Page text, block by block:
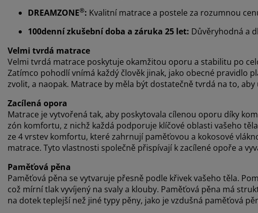
DREAMZONE®: Kvalitní matrace a postele za rozumnou
100denní zkušební doba a záruka 25 let: Důvěryhodná a
Velmi tvrdá matrace
Velmi tvrdá matrace poskytuje okamžitou oporu a stabilitu po
Zatímco pohodlí vnímá každý člověk jinak, jako obecné pravidlo
zvolit, a naopak. Matrace by měla být dostatečně tvrdá na to,
Zacílená opora
Matrace je vytvořená tak, aby poskytovala cílenou oporu díky
zón komfortu, z nichž každá podporuje klíčové oblasti vašeho
ze 4 vrstev komfortu, které zahrnují paměťovou a kokosové
matrace. Tyto vlastnosti společně přispívají k zacílené opoře a
Paměťová pěna
Paměťová pěna se vytvaruje přesně podle křivek vašeho těla.
což mírní tlak vyvíjený na svaly a klouby. Paměťová pěna má
na dotek teplejší než jiné typy pěny, jako je vzdušná paměťová